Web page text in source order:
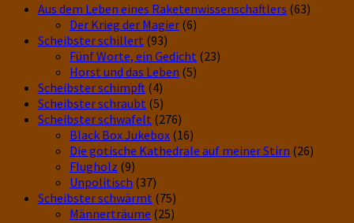
Aus dem Leben eines Raketenwissenschaftlers (63)
Der Krieg der Magier (6)
Scheibster schillert (93)
Fünf Worte, ein Gedicht (23)
Horst und das Leben (5)
Scheibster schimpft (4)
Scheibster schraubt (5)
Scheibster schwafelt (276)
Black Box Jukebox (16)
Die gotische Kathedrale auf meiner Stirn (26)
Flugholz (9)
Unpolitisch (37)
Scheibster schwärmt (75)
Männerträume (25)